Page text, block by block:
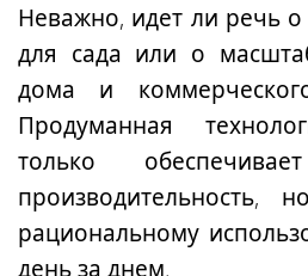
Неважно, идет ли речь
для сада или о
дома и
Продуманная
только
производительность,
рациональному
день за днем.